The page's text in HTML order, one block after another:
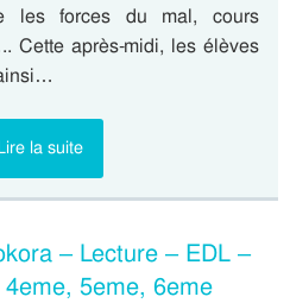
les forces du mal, cours
Cette après-midi, les élèves
la suite
– Lecture – EDL –
5eme, 6eme